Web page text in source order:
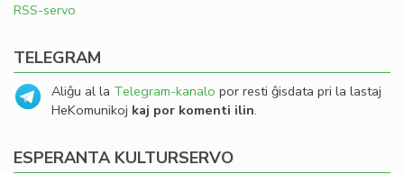
RSS-servo
TELEGRAM
Aliĝu al la Telegram-kanalo por resti ĝisdata pri la lastaj
HeKomunikoj kaj por komenti ilin.
ESPERANTA KULTURSERVO